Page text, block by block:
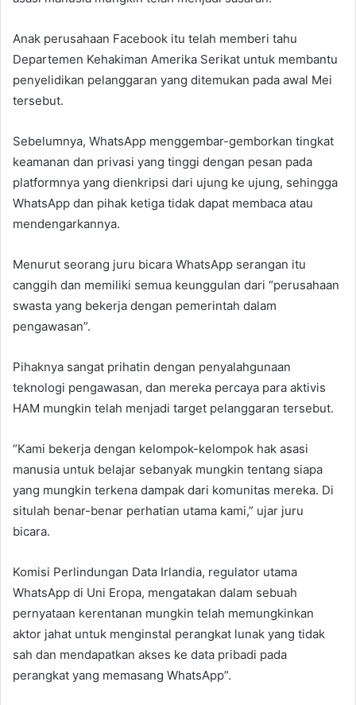
Anak perusahaan Facebook itu telah memberi tahu
Departemen Kehakiman Amerika Serikat untuk membantu
penyelidikan pelanggaran yang ditemukan pada awal Mei
tersebut.
Sebelumnya, WhatsApp menggembar-gemborkan tingkat
keamanan dan privasi yang tinggi dengan pesan pada
platformnya yang dienkripsi dari ujung ke ujung, sehingga
WhatsApp dan pihak ketiga tidak dapat membaca atau
mendengarkannya.
Menurut seorang juru bicara WhatsApp serangan itu
canggih dan memiliki semua keunggulan dari “perusahaan
swasta yang bekerja dengan pemerintah dalam
pengawasan”.
Pihaknya sangat prihatin dengan penyalahgunaan
teknologi pengawasan, dan mereka percaya para aktivis
HAM mungkin telah menjadi target pelanggaran tersebut.
“Kami bekerja dengan kelompok-kelompok hak asasi
manusia untuk belajar sebanyak mungkin tentang siapa
yang mungkin terkena dampak dari komunitas mereka. Di
situlah benar-benar perhatian utama kami,” ujar juru
bicara.
Komisi Perlindungan Data Irlandia, regulator utama
WhatsApp di Uni Eropa, mengatakan dalam sebuah
pernyataan kerentanan mungkin telah memungkinkan
aktor jahat untuk menginstal perangkat lunak yang tidak
sah dan mendapatkan akses ke data pribadi pada
perangkat yang memasang WhatsApp”.